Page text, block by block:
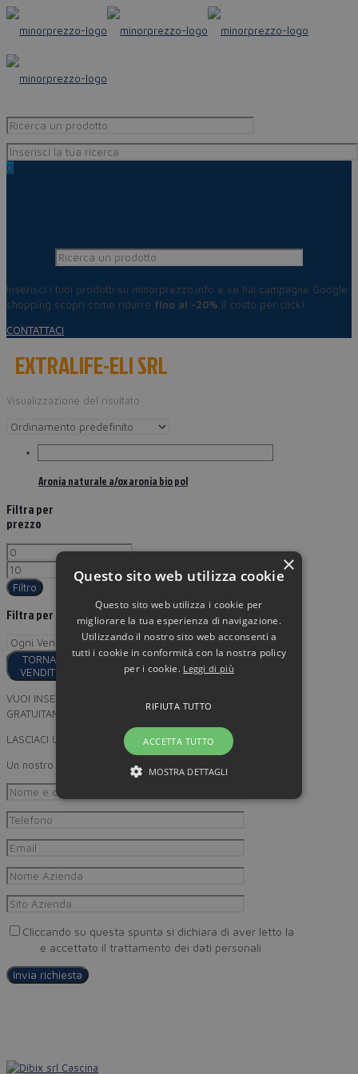
0
Inserisci i tuoi prodotti su minorprezzo.info e se hai campagne Google
shopping scopri come ridurre fino al -20% il costo per click!
CONTATTACI
EXTRALIFE-ELI SRL
Visualizzazione del risultato
Aronia naturale a/ox aronia bio pol
Filtra per
prezzo
Filtro
Filtra per
TORNA AI
VENDITORI
VUOI INSERIRE I TUOI PRODOTTI
GRATUITAMENTE SU MINORPREZZO?
LASCIACI UN RECAPITO
Un nostro incaricato provvederà a ricontattarti
Cliccando su questa spunta si dichiara di aver letto la
e accettato il trattamento dei dati personali
×
Questo sito web utilizza cookie
Questo sito web utilizza i cookie per
migliorare la tua esperienza di navigazione.
Utilizzando il nostro sito web acconsenti a
tutti i cookie in conformità con la nostra policy
per i cookie. Leggi di più
ACCETTA TUTTO
RIFIUTA TUTTO
MOSTRA DETTAGLI